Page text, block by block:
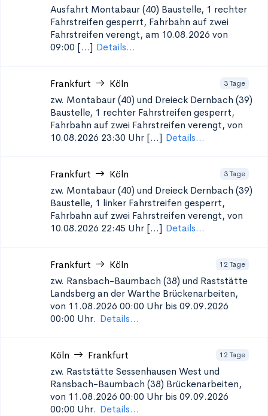
Ausfahrt Montabaur (40) Baustelle, 1 rechter
Fahrstreifen gesperrt, Fahrbahn auf zwei
Fahrstreifen verengt, am 10.08.2026 von
09:00 [...] Details...
Frankfurt Köln 3 Tage
zw. Montabaur (40) und Dreieck Dernbach (39)
Baustelle, 1 rechter Fahrstreifen gesperrt,
Fahrbahn auf zwei Fahrstreifen verengt, von
10.08.2026 23:30 Uhr [...] Details...
Frankfurt Köln 3 Tage
zw. Montabaur (40) und Dreieck Dernbach (39)
Baustelle, 1 linker Fahrstreifen gesperrt,
Fahrbahn auf zwei Fahrstreifen verengt, von
10.08.2026 22:45 Uhr [...] Details...
Frankfurt Köln 12 Tage
zw. Ransbach-Baumbach (38) und Raststätte
Landsberg an der Warthe Brückenarbeiten,
von 11.08.2026 00:00 Uhr bis 09.09.2026
00:00 Uhr. Details...
Köln Frankfurt 12 Tage
zw. Raststätte Sessenhausen West und
Ransbach-Baumbach (38) Brückenarbeiten,
von 11.08.2026 00:00 Uhr bis 09.09.2026
00:00 Uhr. Details...